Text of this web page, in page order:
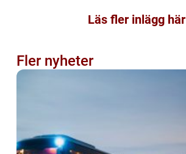
Läs fler inlägg här
Fler nyheter